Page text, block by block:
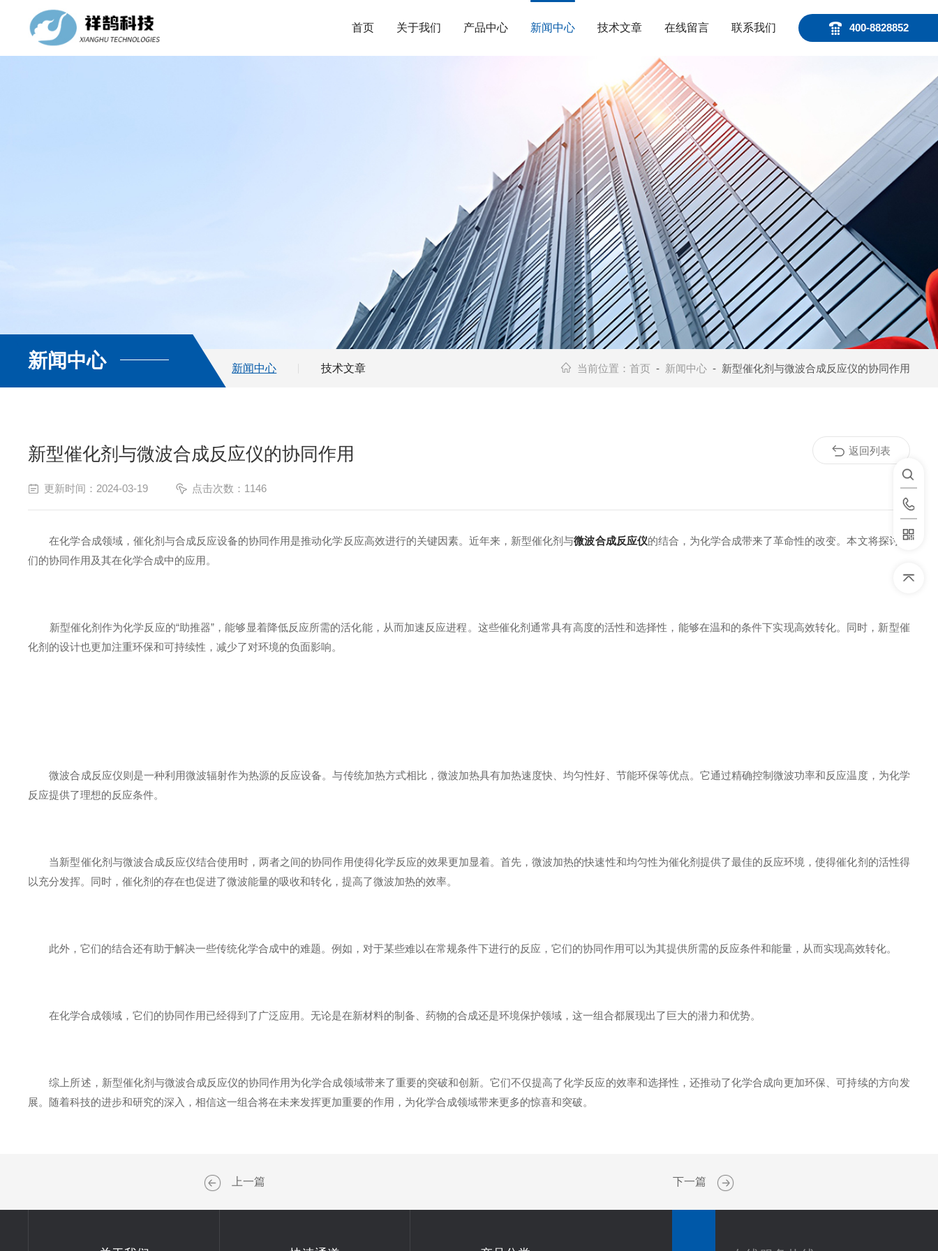
400-8828852
首页 关于我们 产品中心 新闻中心 技术文章 在线留言 联系我们
新闻中心 新闻中心 技术文章 当前位置： 首页 - 新闻中心- 新型催化剂与微波合成反应仪的协同作用
新型催化剂与微波合成反应仪的协同作用
更新时间：2024-03-19 点击次数：1146
在化学合成领域，催化剂与合成反应设备的协同作用是推动化学反应高效进行的关键因素。近年来，新型催化剂与微波合成反应仪的结合，为化学合成带来了革命性的改变。本文将探讨它
们的协同作用及其在化学合成中的应用。
新型催化剂作为化学反应的“助推器”，能够显着降低反应所需的活化能，从而加速反应进程。这些催化剂通常具有高度的活性和选择性，能够在温和的条件下实现高效转化。同时，新型催
化剂的设计也更加注重环保和可持续性，减少了对环境的负面影响。
微波合成反应仪则是一种利用微波辐射作为热源的反应设备。与传统加热方式相比，微波加热具有加热速度快、均匀性好、节能环保等优点。它通过精确控制微波功率和反应温度，为化学
反应提供了理想的反应条件。
当新型催化剂与微波合成反应仪结合使用时，两者之间的协同作用使得化学反应的效果更加显着。首先，微波加热的快速性和均匀性为催化剂提供了最佳的反应环境，使得催化剂的活性得
以充分发挥。同时，催化剂的存在也促进了微波能量的吸收和转化，提高了微波加热的效率。
此外，它们的结合还有助于解决一些传统化学合成中的难题。例如，对于某些难以在常规条件下进行的反应，它们的协同作用可以为其提供所需的反应条件和能量，从而实现高效转化。
在化学合成领域，它们的协同作用已经得到了广泛应用。无论是在新材料的制备、药物的合成还是环境保护领域，这一组合都展现出了巨大的潜力和优势。
综上所述，新型催化剂与微波合成反应仪的协同作用为化学合成领域带来了重要的突破和创新。它们不仅提高了化学反应的效率和选择性，还推动了化学合成向更加环保、可持续的方向发
展。随着科技的进步和研究的深入，相信这一组合将在未来发挥更加重要的作用，为化学合成领域带来更多的惊喜和突破。
返回列表
上一篇 下一篇